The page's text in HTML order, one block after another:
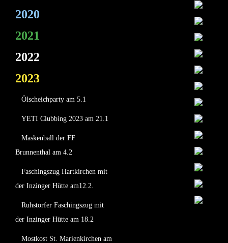
2020
2021
2022
2023
Ölscheichparty am 5.1
YETI Clubbing 2023 am 21.1
Maskenball der FF
Brunnenthal am 4.2
Faschingszug Hartkirchen mit
der Inzinger Hütte am12.2.
Ruhstorfer Faschingszug mit
der Inzinger Hütte am 18.2
Mostkost St. Marienkirchen am